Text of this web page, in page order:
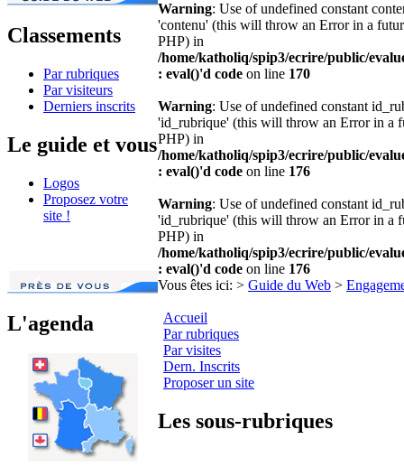
Classements
Par rubriques
Par visiteurs
Derniers inscrits
Le guide et vous
Logos
Proposez votre
site !
L'agenda
Warning: Use of undefined constant
'contenu' (this will throw an Error in a
PHP) in
/home/katholiq/spip3/ecrire/public/
: eval()'d code on line 170
Warning: Use of undefined constant
'id_rubrique' (this will throw an Error in a
PHP) in
/home/katholiq/spip3/ecrire/public/
: eval()'d code on line 176
Warning: Use of undefined constant
'id_rubrique' (this will throw an Error in a
PHP) in
/home/katholiq/spip3/ecrire/public/
: eval()'d code on line 176
Vous êtes ici: > Guide du Web >
Accueil
Par rubriques
Par visites
Dern. Inscrits
Proposer un site
Les sous-rubriques